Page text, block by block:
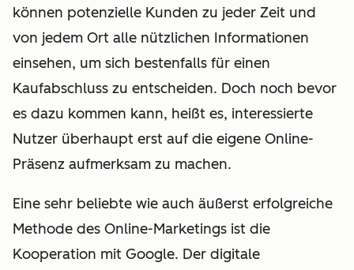
können potenzielle Kunden zu jeder Zeit und
von jedem Ort alle nützlichen Informationen
einsehen, um sich bestenfalls für einen
Kaufabschluss zu entscheiden. Doch noch bevor
es dazu kommen kann, heißt es, interessierte
Nutzer überhaupt erst auf die eigene Online-
Präsenz aufmerksam zu machen.
Eine sehr beliebte wie auch äußerst erfolgreiche
Methode des Online-Marketings ist die
Kooperation mit Google. Der digitale